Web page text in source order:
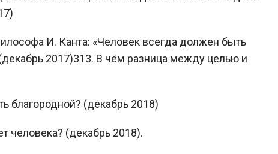
И. Канта: «Человек всегда должен быть
2017)313. В чём разница между целью и
благородной? (декабрь 2018)
человека? (декабрь 2018).